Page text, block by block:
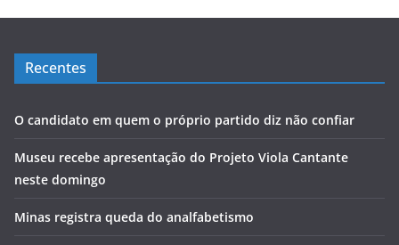
Recentes
O candidato em quem o próprio partido diz não confiar
Museu recebe apresentação do Projeto Viola Cantante
neste domingo
Minas registra queda do analfabetismo